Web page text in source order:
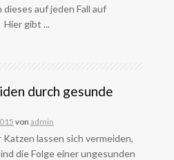
auf jeden Fall auf
gibt ...
durch gesunde
von admin
lassen sich vermeiden,
die Folge einer ungesunden